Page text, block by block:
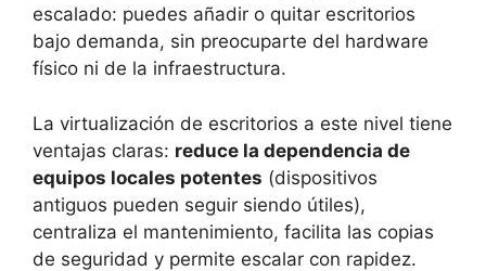
escalado: puedes añadir o quitar escritorios
bajo demanda, sin preocuparte del hardware
físico ni de la infraestructura.
La virtualización de escritorios a este nivel tiene
ventajas claras: reduce la dependencia de
equipos locales potentes (dispositivos
antiguos pueden seguir siendo útiles),
centraliza el mantenimiento, facilita las copias
de seguridad y permite escalar con rapidez.